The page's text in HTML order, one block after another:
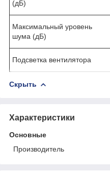
(дБ)
Максимальный уровень
шума (дБ)
Подсветка вентилятора
Скрыть
Характеристики
Основные
Производитель